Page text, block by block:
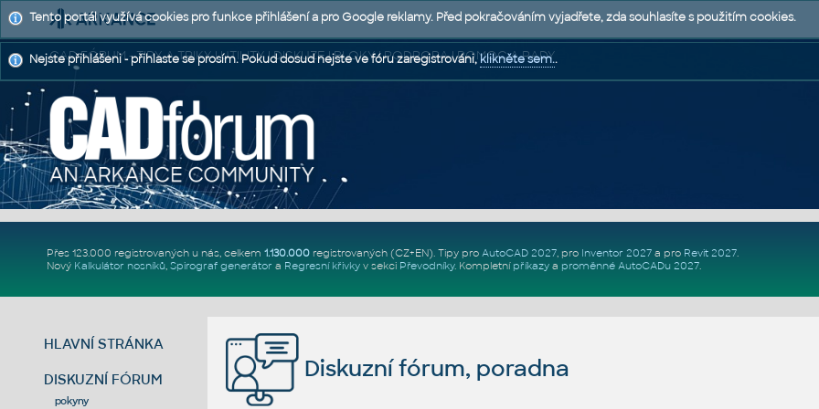
CAD FÓRUM - TIPY A TRIKY | UTILITY | DISKUZE | BLOKY | PODPORA | POMOC A RADY
Přes 123.000 registrovaných u nás, celkem 1.130.000registrovaných (CZ+EN). Tipy pro AutoCAD 2027, pro Inventor 2027a pro Revit 2027.
Nový Kalkulátor nosníků, Spirograf generátor a Regresní křivkyv sekci Převodníky. Kompletní příkazya proměnné AutoCADu 2027.
HLAVNÍ STRÁNKA
DISKUZNÍ FÓRUM
pokyny
Diskuzní fórum, poradna
Tento portál využívá cookies pro funkce přihlášení a pro Google reklamy. Před pokračováním vyjadřete, zda souhlasíte s použitím cookies.
Nejste přihlášeni - přihlaste se prosím. Pokud dosud nejste ve fóru zaregistrováni,klikněte sem..